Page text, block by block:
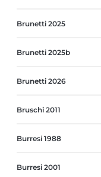
Brunetti 2025
Brunetti 2025b
Brunetti 2026
Bruschi 2011
Burresi 1988
Burresi 2001